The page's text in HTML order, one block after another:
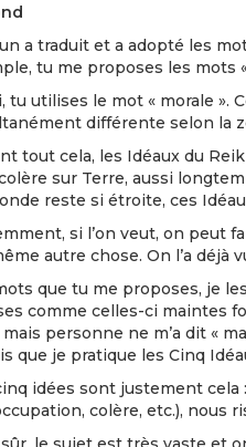
a traduit et a adopté les
tu me proposes les mots
tu utilises le mot « morale ».
différente selon la
tout cela, les Idéaux du
sur Terre, aussi
reste si étroite, ces
si l’on veut, on peut
autre chose. On l’a
que tu me proposes, je
comme celles-ci maintes
mais personne ne m’a dit «
que je pratique les Cinq
idées sont justement
colère, etc.), nous